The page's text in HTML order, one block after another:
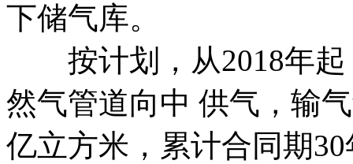
下储气库。
按计划，从2018年起
然气管道向中 供气，输
亿立方米，累计合同期